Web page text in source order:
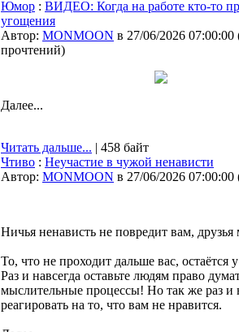
Юмор : ВИДЕО: Когда на работе кто-то
угощения
Автор: MONMOON в 27/06/2026 07:00:00
прочтений)
Далее...
Читать дальше... | 458 байт
Чтиво : Неучастие в чужой ненависти
Автор: MONMOON в 27/06/2026 07:00:00
Ничья ненависть не повредит вам,
То, что не проходит дальше вас, остаётся
Раз и навсегда оставьте людям право
мыслительные процессы! Но так же раз и
реагировать на то, что вам не нравится.